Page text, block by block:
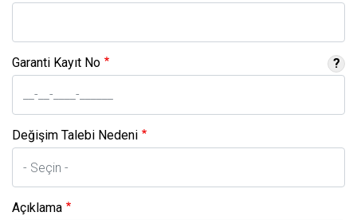
Garanti Kayıt No ?
Değişim Talebi Nedeni
Açıklama